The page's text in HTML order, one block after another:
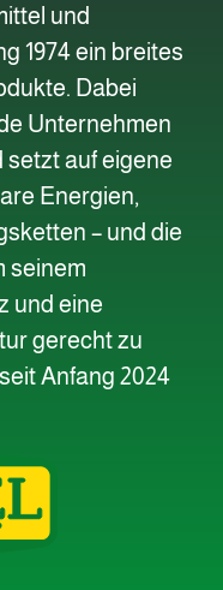
und
1974 ein breites
Dabei
Unternehmen
auf eigene
Energien,
– und die
seinem
und eine
gerecht zu
Anfang 2024